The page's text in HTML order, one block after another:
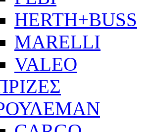
HERTH+BUSS
MARELLI
VALEO